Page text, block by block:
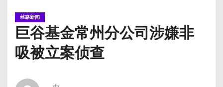
丝路新闻
巨谷基金常州分公司涉嫌非
吸被立案侦查